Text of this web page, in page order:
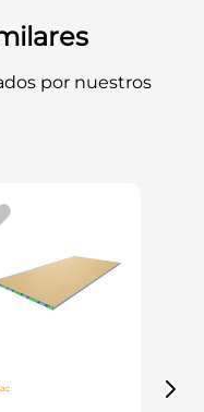
metálicas en
o pistola
protección
metálicas,
y duradero.
por nuestros